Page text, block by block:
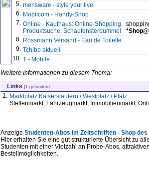
5. mensware - style your live
6. Mobilcom - Handy-Shop
7. Online - Kaufhaus: Online-Shopping,
Produktsuche, Schaufensterbummel
8. Rossmann Versand - Eau de Toilette
9. Tchibo aktuell
10. T - Mobile
Weitere Informationen zu diesem Thema:
Links (1 gefunden)
1. Marktplatz Kaiserslautern / Westpfalz / Pfalz
Stellenmarkt, Fahrzeugmarkt, Immobilienmarkt,
Anzeige Studenten-Abos im Zeitschriften - Shop
Hier erhalten Sie eine gut strukturierte Übersicht zu
Studenten mit einer Vielzahl an Probe-Abos,
Bestellmöglichkeiten.